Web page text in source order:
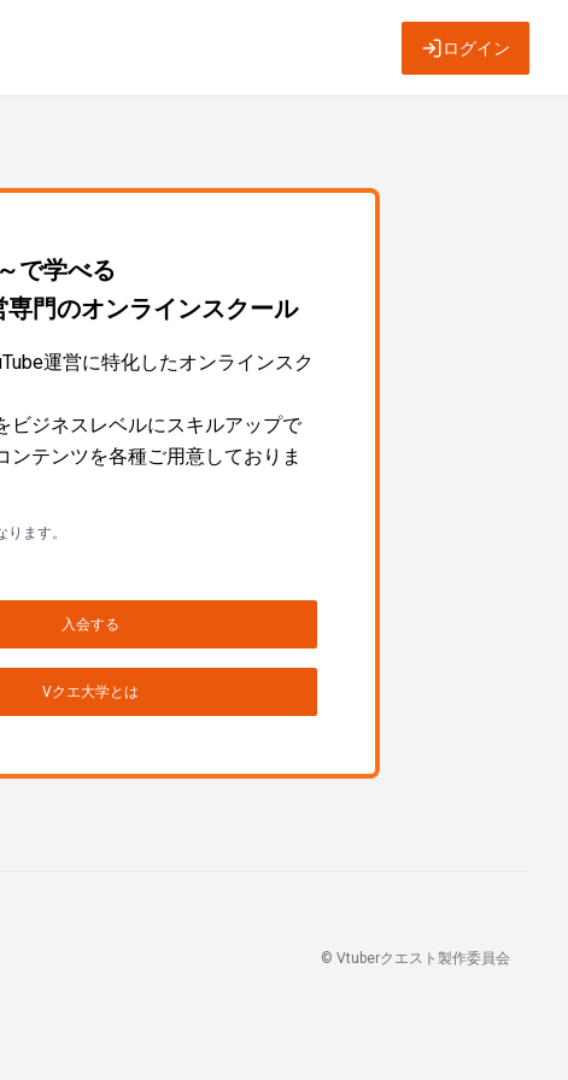
ログイン
で学べる
専門のオンラインスクール
運営に特化したオンラインスク
ビジネスレベルにスキルアップで
ンテンツを各種ご用意しておりま
ます。
入会する
Vクエ大学とは
© Vtuberクエスト製作委員会